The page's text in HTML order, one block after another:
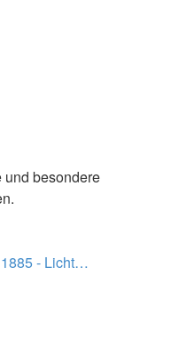
und besondere
- Licht…